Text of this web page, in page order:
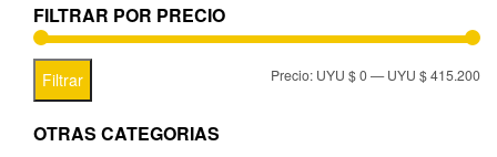
FILTRAR POR PRECIO
Filtrar Precio: UYU $ 0—UYU $ 415.200
OTRAS CATEGORIAS